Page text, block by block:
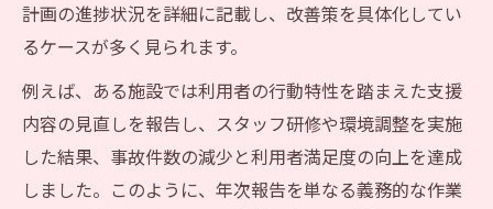
計画の進捗状況を詳細に記載し、改善策を具体化してい
るケースが多く見られます。
例えば、ある施設では利用者の行動特性を踏まえた支援
内容の見直しを報告し、スタッフ研修や環境調整を実施
した結果、事故件数の減少と利用者満足度の向上を達成
しました。このように、年次報告を単なる義務的な作業